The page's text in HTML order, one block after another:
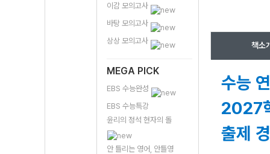
이감 모의고사
바탕 모의고사
상상 모의고사
MEGA PICK
EBS 수능완성
EBS 수능특강
윤리의 정석 현자의 돌
안 틀리는 영어, 안틀영
책소
수능
2027
출제